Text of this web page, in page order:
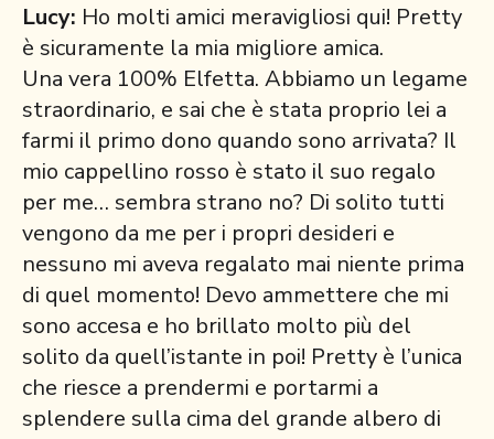
Lucy: Ho molti amici meravigliosi qui! Pretty
è sicuramente la mia migliore amica.
Una vera 100% Elfetta. Abbiamo un legame
straordinario, e sai che è stata proprio lei a
farmi il primo dono quando sono arrivata? Il
mio cappellino rosso è stato il suo regalo
per me… sembra strano no? Di solito tutti
vengono da me per i propri desideri e
nessuno mi aveva regalato mai niente prima
di quel momento! Devo ammettere che mi
sono accesa e ho brillato molto più del
solito da quell’istante in poi! Pretty è l’unica
che riesce a prendermi e portarmi a
splendere sulla cima del grande albero di